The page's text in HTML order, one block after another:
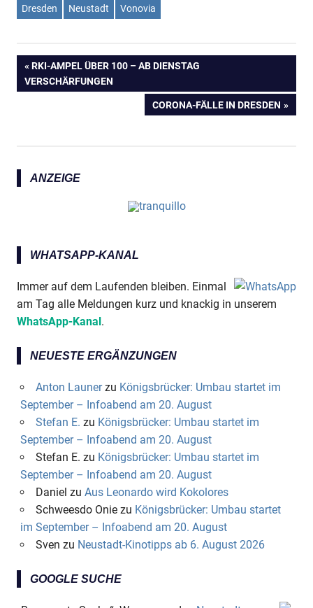
Dresden Neustadt Vonovia
Beitragsnavigation
VORHERIGER
BEITRAG:
RKI-AMPEL ÜBER 100 – AB DIENSTAG
VERSCHÄRFUNGEN
NÄCHSTER
CORONA-FÄLLE IN DRESDEN
ANZEIGE
WHATSAPP-KANAL
Immer auf dem Laufenden bleiben. Einmal
am Tag alle Meldungen kurz und knackig in unserem
WhatsApp-Kanal.
NEUESTE ERGÄNZUNGEN
Anton Launerzu Königsbrücker: Umbau startet im
September – Infoabend am 20. August
Stefan E. zu Königsbrücker: Umbau startet im
September – Infoabend am 20. August
Stefan E. zu Königsbrücker: Umbau startet im
September – Infoabend am 20. August
Daniel zu Aus Leonardo wird Kokolores
Schweesdo Oniezu Königsbrücker: Umbau startet
im September – Infoabend am 20. August
Sven zu Neustadt-Kinotipps ab 6. August 2026
GOOGLE SUCHE